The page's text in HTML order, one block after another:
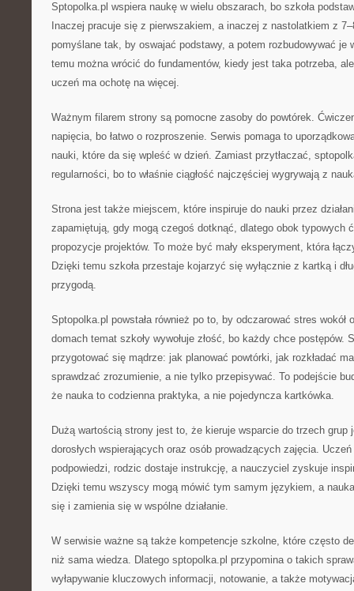
Sptopolka.pl wspiera naukę w wielu obszarach, bo szkoła
Inaczej pracuje się z pierwszakiem, a inaczej z nastolatkiem z
pomyślane tak, by oswajać podstawy, a potem rozbudowywać je
temu można wrócić do fundamentów, kiedy jest taka potrzeba,
uczeń ma ochotę na więcej.
Ważnym filarem strony są pomocne zasoby do powtórek.
napięcia, bo łatwo o rozproszenie. Serwis pomaga to
nauki, które da się wpleść w dzień. Zamiast przytłaczać,
regularności, bo to właśnie ciągłość najczęściej wygrywają z
Strona jest także miejscem, które inspiruje do nauki przez
zapamiętują, gdy mogą czegoś dotknąć, dlatego obok typowych
propozycje projektów. To może być mały eksperyment, która
Dzięki temu szkoła przestaje kojarzyć się wyłącznie z kartką i
przygodą.
Sptopolka.pl powstała również po to, by odczarować stres wokół
domach temat szkoły wywołuje złość, bo każdy chce postępów.
przygotować się mądrze: jak planować powtórki, jak rozkładać
sprawdzać zrozumienie, a nie tylko przepisywać. To podejście
że nauka to codzienna praktyka, a nie pojedyncza kartkówka.
Dużą wartością strony jest to, że kieruje wsparcie do trzech grup
dorosłych wspierających oraz osób prowadzących zajęcia.
podpowiedzi, rodzic dostaje instrukcję, a nauczyciel zyskuje
Dzięki temu wszyscy mogą mówić tym samym językiem, a
się i zamienia się w wspólne działanie.
W serwisie ważne są także kompetencje szkolne, które często
niż sama wiedza. Dlatego sptopolka.pl przypomina o takich
wyłapywanie kluczowych informacji, notowanie, a także